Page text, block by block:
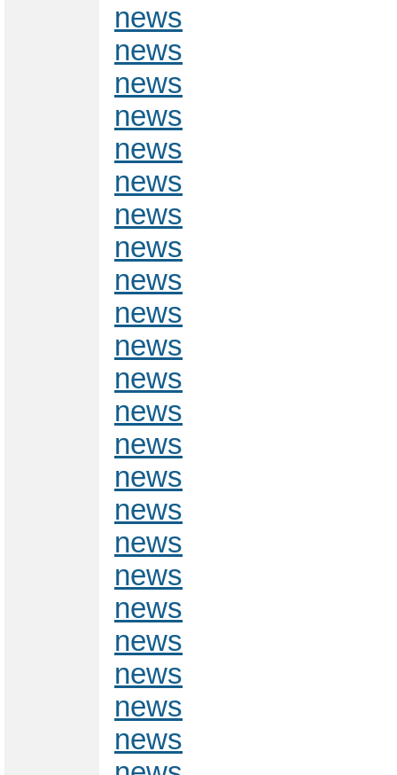
news
news
news
news
news
news
news
news
news
news
news
news
news
news
news
news
news
news
news
news
news
news
news